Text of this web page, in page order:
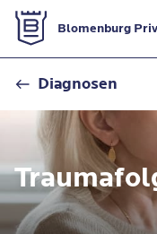
Zur Startseite
Blomenburg
Diagnosen